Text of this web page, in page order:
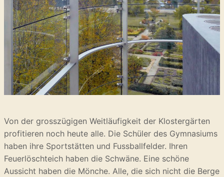
Von der grosszügigen Weitläufigkeit der Klostergärten
profitieren noch heute alle. Die Schüler des Gymnasiums
haben ihre Sportstätten und Fussballfelder. Ihren
Feuerlöschteich haben die Schwäne. Eine schöne
Aussicht haben die Mönche. Alle, die sich nicht die Berge